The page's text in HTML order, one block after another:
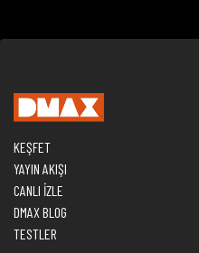
KEŞFET
YAYIN AKIŞI
CANLI İZLE
DMAX BLOG
TESTLER